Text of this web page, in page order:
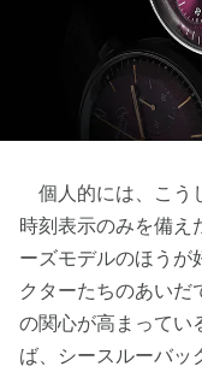
個人的には、こう
時刻表示のみを備え
ーズモデルのほうが
クターたちのあいだ
の関心が高まってい
ば、シースルーバッ